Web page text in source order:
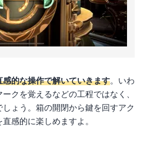
的な操作で解いていきます。いわ
クを覚えるなどの工程ではなく、
ょう。箱の開閉から鍵を回すアク
感的に楽しめますよ。